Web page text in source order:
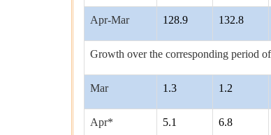
Apr-Mar 128.9 132.8
Growth over the corresponding period
Mar 1.3 1.2
Apr* 5.1 6.8